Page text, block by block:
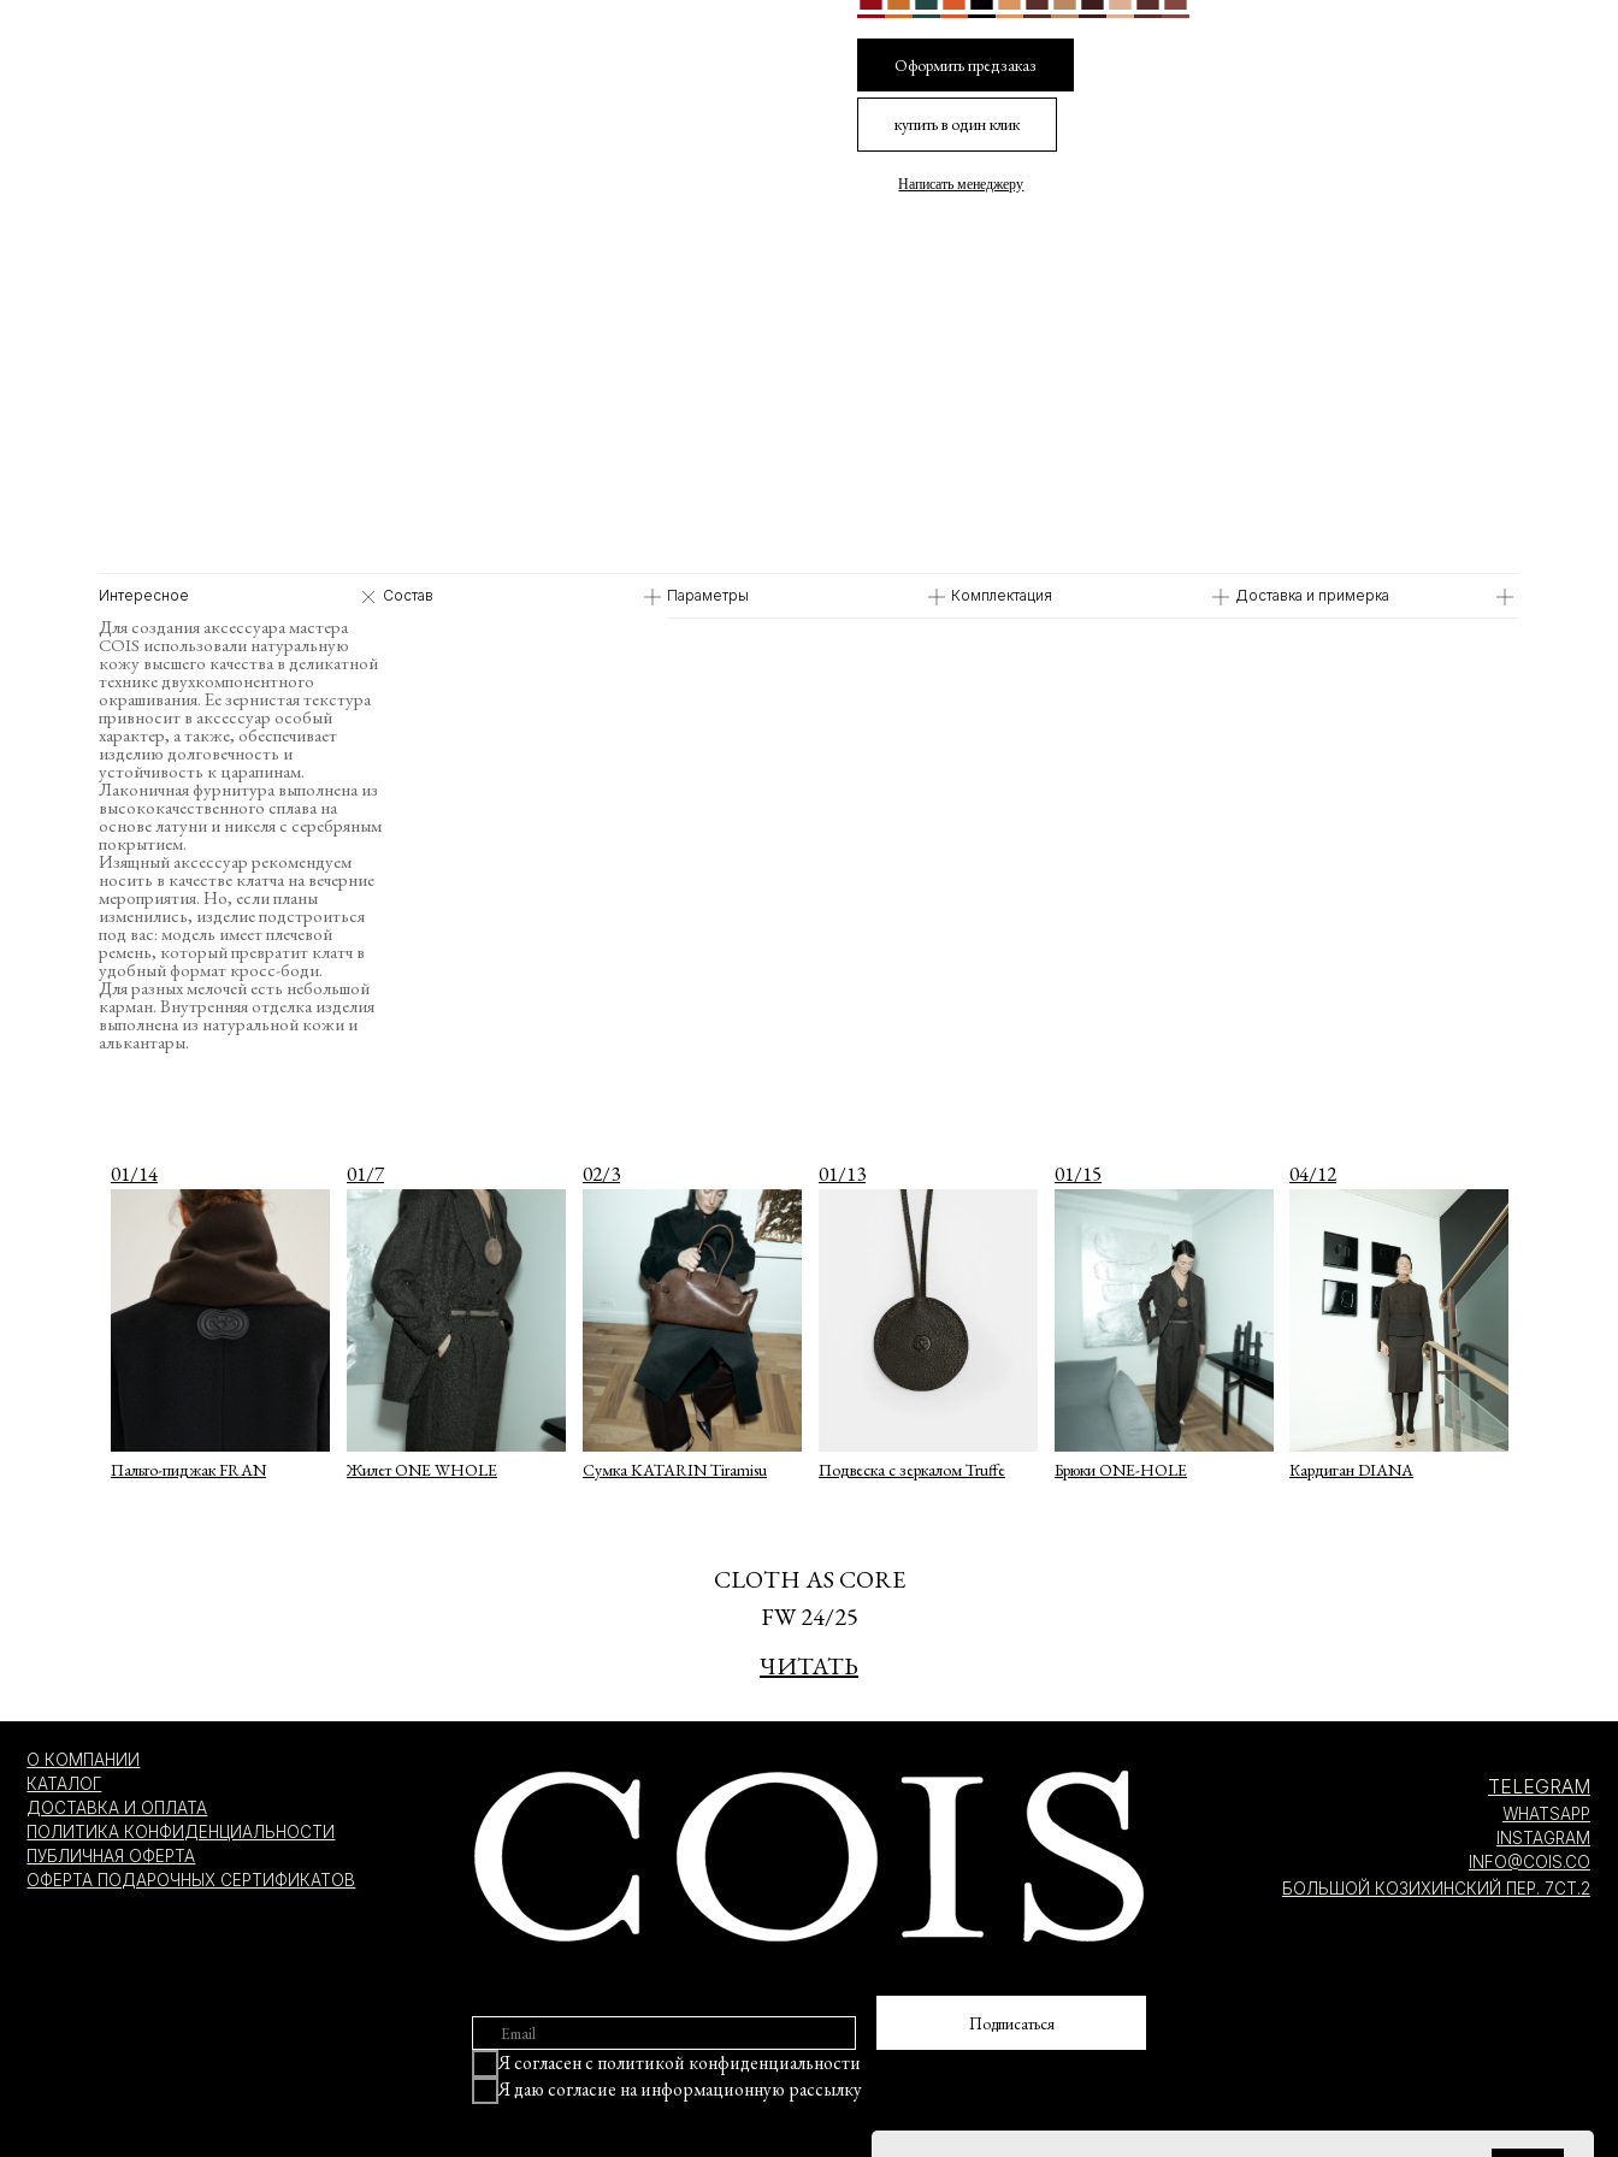
Оформить предзаказ
купить в один клик
Написать менеджеру
Интересное
Для создания аксессуара мастера
COIS использовали натуральную
кожу высшего качества в деликатной
технике двухкомпонентного
окрашивания. Ее зернистая текстура
привносит в аксессуар особый
характер, а также, обеспечивает
изделию долговечность и
устойчивость к царапинам.
Лаконичная фурнитура выполнена из
высококачественного сплава на
основе латуни и никеля с серебряным
покрытием.
Изящный аксессуар рекомендуем
носить в качестве клатча на вечерние
мероприятия. Но, если планы
изменились, изделие подстроиться
под вас: модель имеет плечевой
ремень, который превратит клатч в
удобный формат кросс-боди.
Для разных мелочей есть небольшой
карман. Внутренняя отделка изделия
выполнена из натуральной кожи и
алькантары.
Состав Параметры Комплектация Доставка и примерка
Сумка KATARIN Tiramisu
02/3
01/7
Жилет ONE WHOLE
01/13
Подвеска с зеркалом Truffe
04/12
Кардиган DIANA
01/15
Брюки ONE-HOLE
01/14
Пальто-пиджак FRAN
CLOTH AS CORE
FW 24/25
ЧИТАТЬ
Я согласен сполитикой конфиденциальности
Я даюсогласие на информационную рассылку